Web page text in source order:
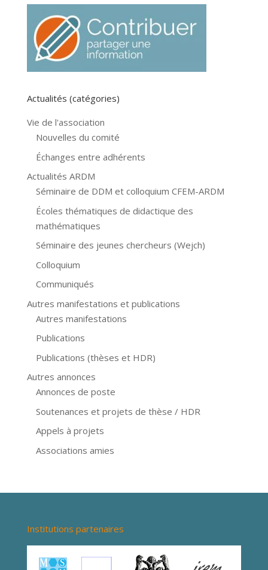
Actualités (catégories)
Vie de l'association
Nouvelles du comité
Échanges entre adhérents
Actualités ARDM
Séminaire de DDM et colloquium CFEM-ARDM
Écoles thématiques de didactique des
mathématiques
Séminaire des jeunes chercheurs (Wejch)
Colloquium
Communiqués
Autres manifestations et publications
Autres manifestations
Publications
Publications (thèses et HDR)
Autres annonces
Annonces de poste
Soutenances et projets de thèse / HDR
Appels à projets
Associations amies
Institutions partenaires